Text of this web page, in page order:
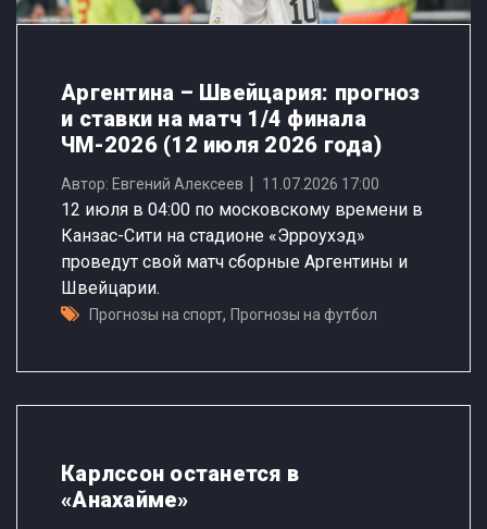
Аргентина – Швейцария: прогноз
и ставки на матч 1/4 финала
ЧМ-2026 (12 июля 2026 года)
Автор: Евгений Алексеев 11.07.2026 17:00
12 июля в 04:00 по московскому времени в
Канзас-Сити на стадионе «Эрроухэд»
проведут свой матч сборные Аргентины и
Швейцарии.
Прогнозы на спорт, Прогнозы на футбол
Карлссон останется в
«Анахайме»